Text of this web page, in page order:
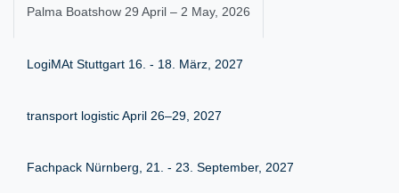
Palma Boatshow 29 April – 2 May, 2026
LogiMAt Stuttgart 16. - 18. März, 2027
transport logistic April 26–29, 2027
Fachpack Nürnberg, 21. - 23. September, 2027